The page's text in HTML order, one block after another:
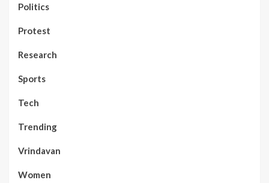
Politics
Protest
Research
Sports
Tech
Trending
Vrindavan
Women